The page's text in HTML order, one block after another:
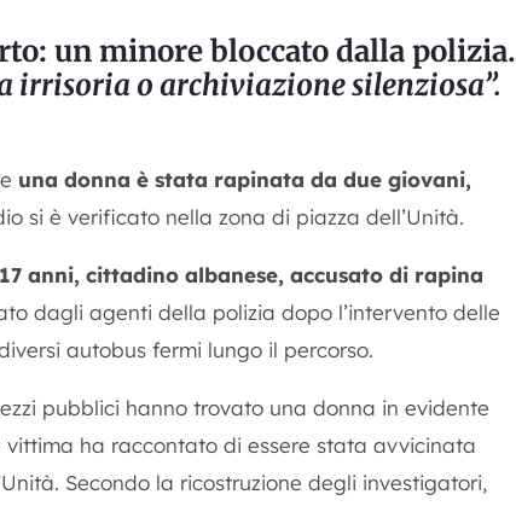
un minore bloccato dalla polizia.
irrisoria o archiviazione silenziosa”.
una donna è stata rapinata da due giovani,
si è verificato nella zona di piazza dell’Unità.
anni, cittadino albanese, accusato di rapina
dagli agenti della polizia dopo l’intervento delle
autobus fermi lungo il percorso.
pubblici hanno trovato una donna in evidente
ha raccontato di essere stata avvicinata
Secondo la ricostruzione degli investigatori,